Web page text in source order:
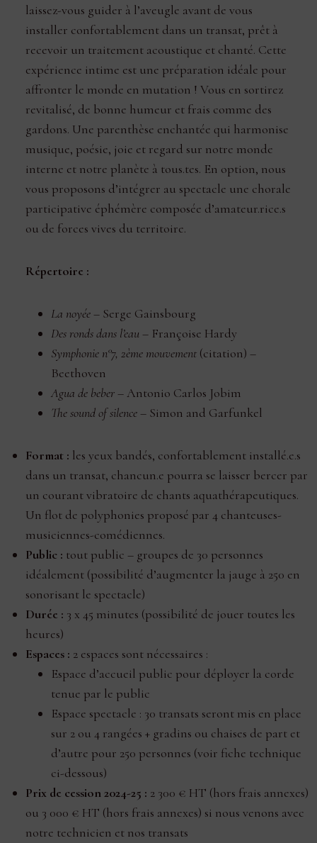
laissez-vous guider à l’aveugle avant de vous
installer confortablement dans un transat, prêt à
recevoir un traitement acoustique et chanté. Cette
expérience intime est une préparation idéale pour
affronter le monde en mutation ! Vous en sortirez
revitalisé, de bonne humeur et frais comme des
gardons. Une parenthèse enchantée qui harmonise
musique, poésie, joie et regard sur notre monde
interne et notre planète à tous.tes. En option, nous
vous proposons d’intégrer au spectacle une chorale
participative éphémère composée d’amateur.rice.s
ou de forces vives du territoire.
Répertoire :
La noyée– Serge Gainsbourg
Des ronds dans l’eau – Françoise Hardy
Symphonie n°7, 2ème mouvement(citation) –
Beethoven
Agua de beber– Antonio Carlos Jobim
The sound of silence– Simon and Garfunkel
Format : les yeux bandés, confortablement installé.e.s
dans un transat, chancun.e pourra se laisser bercer par
un courant vibratoire de chants aquathérapeutiques.
Un flot de polyphonies proposé par 4 chanteuses-
musiciennes-comédiennes.
Public : tout public – groupes de 30 personnes
idéalement (possibilité d’augmenter la jauge à 250 en
sonorisant le spectacle)
Durée : 3 x 45 minutes (possibilité de jouer toutes les
heures)
Espaces : 2 espaces sont nécessaires :
Espace d’accueil public pour déployer la corde
tenue par le public
Espace spectacle : 30 transats seront mis en place
sur 2 ou 4 rangées + gradins ou chaises de part et
d’autre pour 250 personnes (voir fiche technique
ci-dessous)
Prix de cession 2024-25 : 2 300 € HT (hors frais annexes)
ou 3 000 € HT (hors frais annexes) si nous venons avec
notre technicien et nos transats